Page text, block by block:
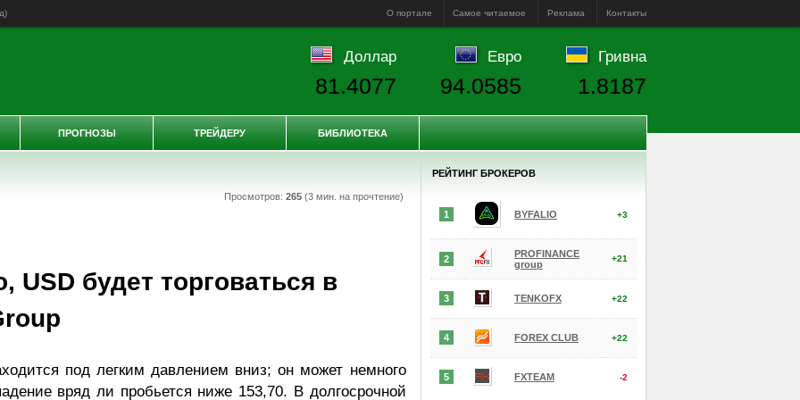
) О портале Самое читаемое Реклама Контакты
Просмотров: 265(3 мин. на прочтение)
USD будет торговаться в
под легким давлением вниз; он может немного
вряд ли пробьется ниже 153,70. В долгосрочной
РЕЙТИНГ БРОКЕРОВ
1 BYFALIO +3
2
PROFINANCE
group
+21
3 TENKOFX +22
4 FOREX CLUB +22
5 FXTEAM -2
Доллар
81.4077
Евро
94.0585
Гривна
1.8187
ПРОГНОЗЫ ТРЕЙДЕРУ БИБЛИОТЕКА